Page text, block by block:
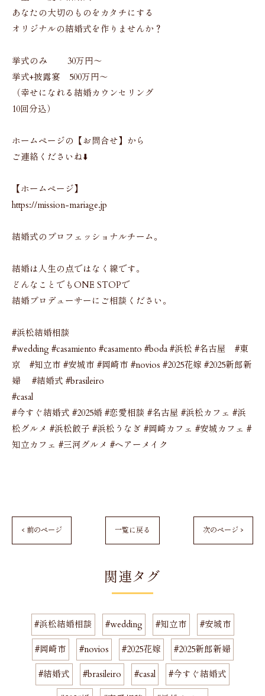
あなたの大切のものをカタチにする
オリジナルの結婚式を作りませんか？
挙式のみ 30万円〜
挙式+披露宴 500万円〜
（幸せになれる結婚カウンセリング
10回分込）
ホームページの【お問合せ】から
ご連絡くださいね⬇️
【ホームページ】
https://mission-mariage.jp
結婚式のプロフェッショナルチーム。
結婚は人生の点ではなく線です。
どんなことでもONE STOPで
結婚プロデューサーにご相談ください。
#浜松結婚相談
#wedding #casamiento #casamento #boda #浜松 #名古屋 #東
京 #知立市 #安城市 #岡崎市 #novios #2025花嫁 #2025新郎新
婦 #結婚式 #brasileiro
#casal
#今すぐ結婚式 #2025婚 #恋愛相談 #名古屋 #浜松カフェ #浜
松グルメ #浜松餃子 #浜松うなぎ #岡崎カフェ #安城カフェ #
知立カフェ #三河グルメ #ヘアーメイク
< 前のページ 一覧に戻る 次のページ >
関連タグ
#浜松結婚相談 #wedding #知立市 #安城市
#岡崎市 #novios #2025花嫁 #2025新郎新婦
#結婚式 #brasileiro #casal #今すぐ結婚式